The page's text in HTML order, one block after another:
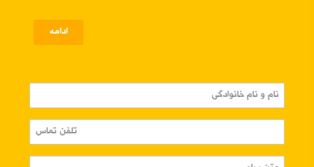
ادامه